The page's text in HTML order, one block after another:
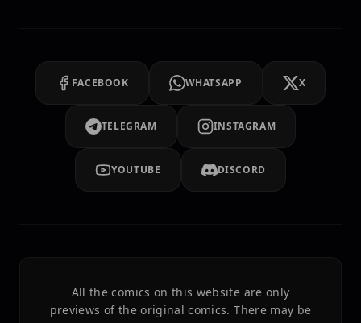
FACEBOOK WHATSAPP X
TELEGRAM INSTAGRAM
YOUTUBE DISCORD
All the comics on this website are only
previews of the original comics. There may be